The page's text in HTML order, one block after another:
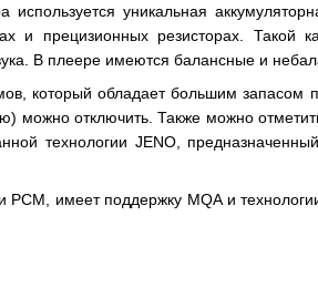
уникальная
и прецизионных резисторах. Такой
В плеере имеются балансные и
который обладает большим
отключить. Также можно
технологии JENO,
имеет поддержку MQA и